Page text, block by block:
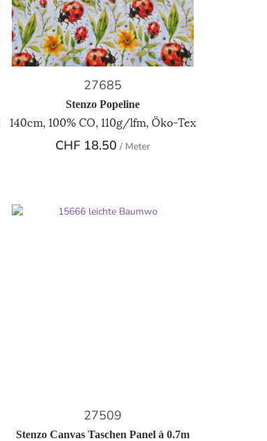
27685
Stenzo Popeline
140cm, 100% CO, 110g/lfm, Öko-Tex
CHF18.50 / Meter
27509
Stenzo Canvas Taschen Panel à 0.7m